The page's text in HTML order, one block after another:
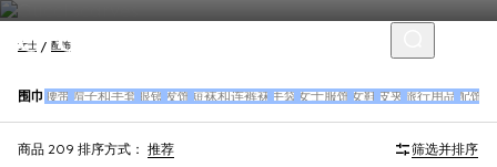
女士 配饰
围巾 腰带 帽子和手套 眼镜 发饰 短袜和连裤袜 手袋 女士服饰 女鞋 皮夹 旅行用品 配饰
商品 209 排序方式： 推荐 筛选并排序